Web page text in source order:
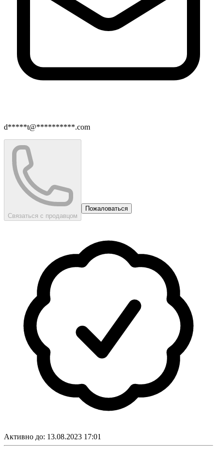
d*****t@**********.com
Связаться с продавцом
Пожаловаться
Активно до: 13.08.2023 17:01